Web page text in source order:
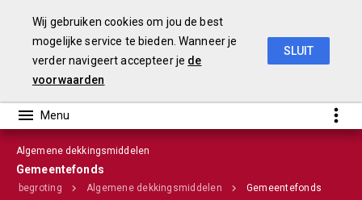
Algemene dekkingsmiddelen
Gemeentefonds
begroting Algemene dekkingsmiddelen Gemeentefonds
Wij gebruiken cookies om jou de best
mogelijke service te bieden. Wanneer je
verder navigeert accepteer je de
voorwaarden
SLUIT